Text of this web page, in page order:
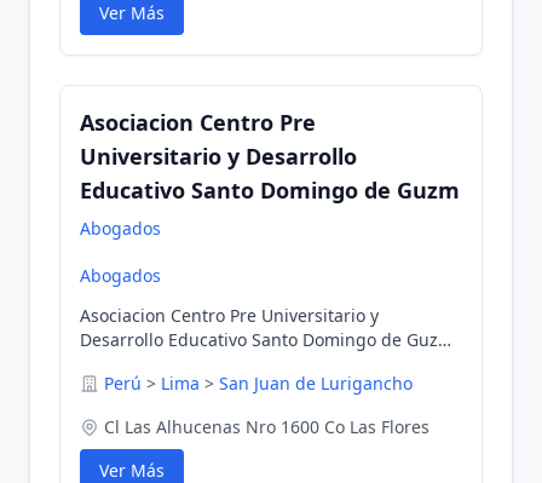
Ver Más
Asociacion Centro Pre
Universitario y Desarrollo
Educativo Santo Domingo de Guzm
Abogados
Abogados
Asociacion Centro Pre Universitario y
Desarrollo Educativo Santo Domingo de Guzm
Perú > Lima > San Juan de Lurigancho
Cl Las Alhucenas Nro 1600 Co Las Flores
Ver Más